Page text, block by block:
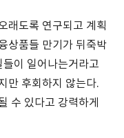
래도록 연구되고 계획
상품들 만기가 뒤죽박
이 일어나는거라고
만 후회하지 않는다.
수 있다고 강력하게